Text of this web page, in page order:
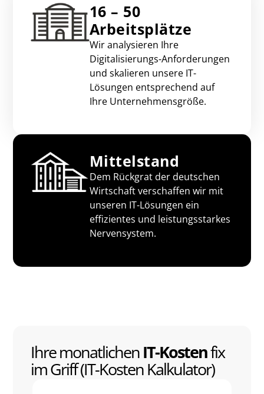
16 – 50
Arbeitsplätze
Wir analysieren Ihre
Digitalisierungs-Anforderungen
und skalieren unsere IT-
Lösungen entsprechend auf
Ihre Unternehmensgröße.
Mittelstand
Dem Rückgrat der deutschen
Wirtschaft verschaffen wir mit
unseren IT-Lösungen ein
effizientes und leistungsstarkes
Nervensystem.
Ihre monatlichenIT-Kostenfix
im Griff (IT-Kosten Kalkulator)